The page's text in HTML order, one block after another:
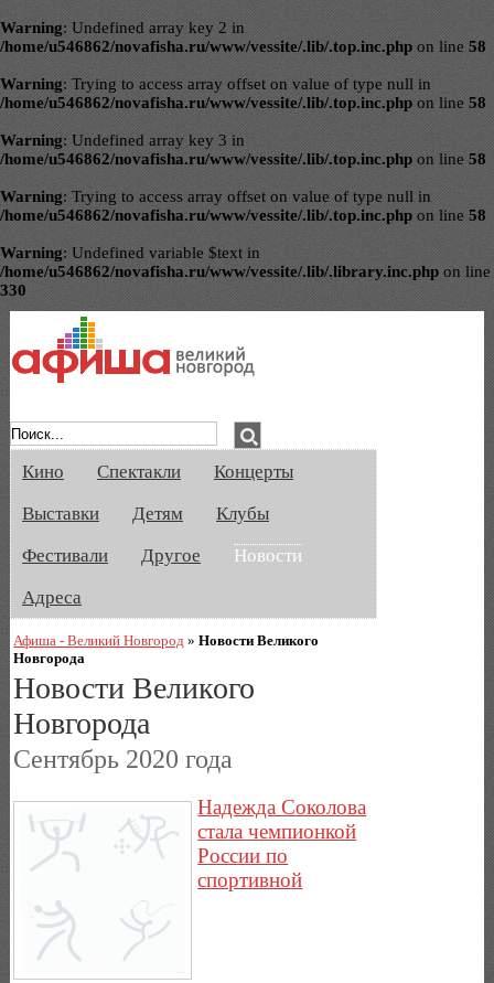
Warning: Undefined array key 2 in
/home/u546862/novafisha.ru/www/vessite/.lib/.top.inc.php on line 58
Warning: Trying to access array offset on value of type null in
/home/u546862/novafisha.ru/www/vessite/.lib/.top.inc.php on line 58
Warning: Undefined array key 3 in
/home/u546862/novafisha.ru/www/vessite/.lib/.top.inc.php on line 58
Warning: Trying to access array offset on value of type null in
/home/u546862/novafisha.ru/www/vessite/.lib/.top.inc.php on line 58
Warning: Undefined variable $text in
/home/u546862/novafisha.ru/www/vessite/.lib/.library.inc.php on line
330
Кино Спектакли
Концерты
Выставки
Детям
Клубы
Фестивали
Другое
Новости
Адреса
Афиша - Великий Новгород »Новости Великого
Новгорода
Новости Великого
Новгорода
Сентябрь 2020 года
Надежда Соколова
стала чемпионкой
России по
спортивной